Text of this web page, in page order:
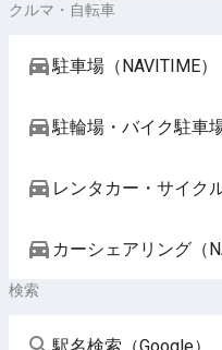
クルマ・自転車
駐車場（NAVITIME）
駐輪場・バイク駐車
レンタカー・サイク
カーシェアリング（
検索
駅名検索（Google）